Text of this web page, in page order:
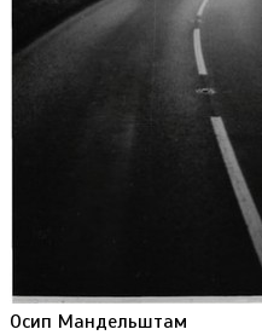
Осип Мандельштам